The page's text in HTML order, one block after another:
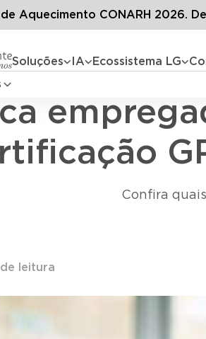
Soluções IA Ecossistema LG
Aquecimento CONARH 2026.
Confira
leitura